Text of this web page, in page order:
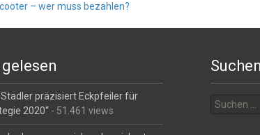
– wer muss bezahlen?
präzisiert Eckpfeiler für
2020“ - 51.461 views
nach: